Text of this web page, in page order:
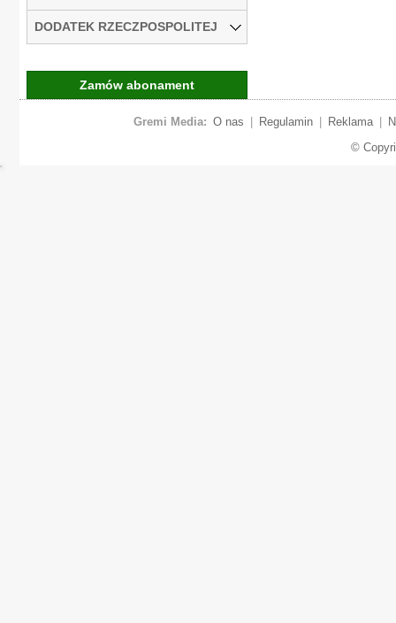
DODATEK RZECZPOSPOLITEJ
Zamów abonament
Gremi Media: O nas Regulamin Reklama
©